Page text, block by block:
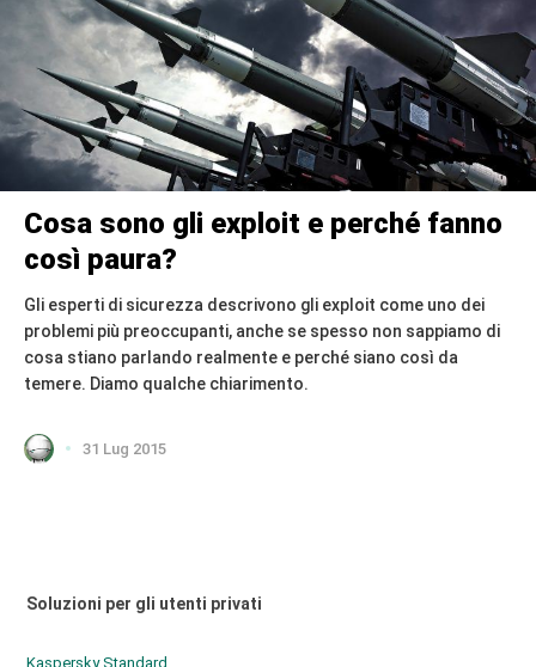
Cosa sono gli exploit e perché fanno
così paura?
Gli esperti di sicurezza descrivono gli exploit come uno dei
problemi più preoccupanti, anche se spesso non sappiamo di
cosa stiano parlando realmente e perché siano così da
temere. Diamo qualche chiarimento.
31 Lug 2015
Soluzioni per gli utenti privati
Kaspersky Standard